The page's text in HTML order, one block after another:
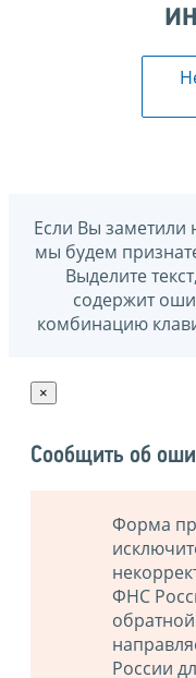
Если Вы заметили
мы будем
Выделите
содержит
комбинацию
×
Сообщить об
Форма
ФНС
России